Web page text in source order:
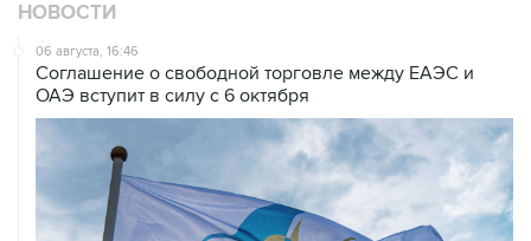
НОВОСТИ
06 августа, 16:46
Соглашение о свободной торговле между ЕАЭС и
ОАЭ вступит в силу с 6 октября